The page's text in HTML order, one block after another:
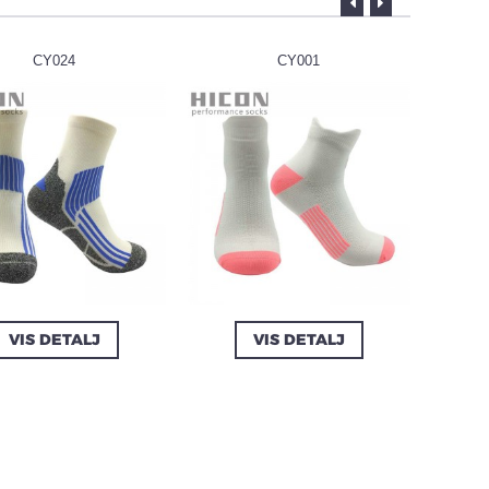
CY024
VIS DETALJ
CY001
VIS DETALJ